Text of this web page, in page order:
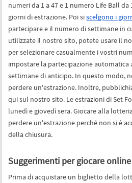
numeri da 1 a 47 e 1 numero Life Ball da
giorni di estrazione. Poi siscelgono i
partecipare e il numero di settimane in
utilizzate il nostro sito, potete usare il
per selezionare casualmente i vostri
impostare la partecipazione automatica
settimane di anticipo. In questo modo,
perdere un'estrazione. Inoltre,
qui sul nostro sito. Le estrazioni di Set
lunedì e giovedì sera. Giocare alla
perdere un'estrazione perché non si è
della chiusura.
Suggerimenti per giocare online
Prima di acquistare un biglietto della